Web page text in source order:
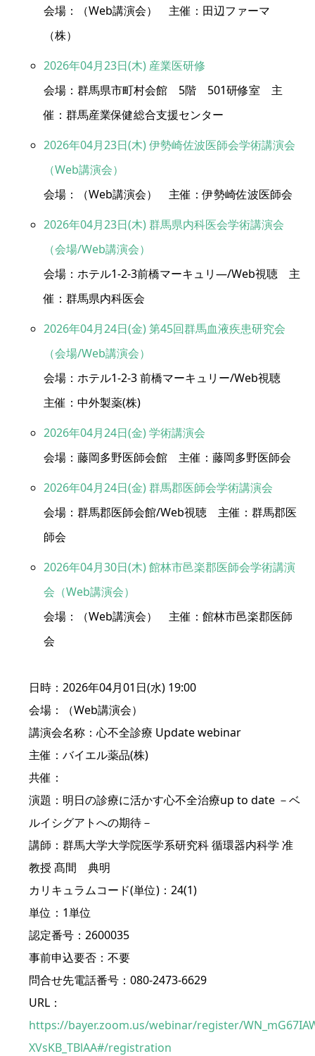
会場：（Web講演会） 主催：田辺ファーマ
（株）
2026年04月23日(木) 産業医研修
会場：群馬県市町村会館 5階 501研修室 主
催：群馬産業保健総合支援センター
2026年04月23日(木) 伊勢崎佐波医師会学術講演会
（Web講演会）
会場：（Web講演会） 主催：伊勢崎佐波医師会
2026年04月23日(木) 群馬県内科医会学術講演会
（会場/Web講演会）
会場：ホテル1-2-3前橋マーキュリ―/Web視聴 主
催：群馬県内科医会
2026年04月24日(金) 第45回群馬血液疾患研究会
（会場/Web講演会）
会場：ホテル1-2-3 前橋マーキュリー/Web視聴
主催：中外製薬(株)
2026年04月24日(金) 学術講演会
会場：藤岡多野医師会館 主催：藤岡多野医師会
2026年04月24日(金) 群馬郡医師会学術講演会
会場：群馬郡医師会館/Web視聴 主催：群馬郡医
師会
2026年04月30日(木) 館林市邑楽郡医師会学術講演
会（Web講演会）
会場：（Web講演会） 主催：館林市邑楽郡医師
会
日時：2026年04月01日(水) 19:00
会場：（Web講演会）
講演会名称：心不全診療 Update webinar
主催：バイエル薬品(株)
共催：
演題：明日の診療に活かす心不全治療up to date －ベ
ルイシグアトへの期待－
講師：群馬大学大学院医学系研究科 循環器内科学 准
教授 髙間 典明
カリキュラムコード(単位)：24(1)
単位：1単位
認定番号：2600035
事前申込要否：不要
問合せ先電話番号：080-2473-6629
URL：
https://bayer.zoom.us/webinar/register/
XVsKB_TBlAA#/registration